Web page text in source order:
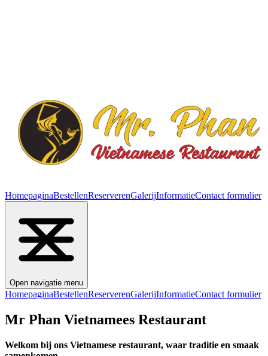
HomepaginaBestellenReserverenGalerijInformatieContact formulier
Open navigatie menu
HomepaginaBestellenReserverenGalerijInformatieContact formulier
Mr Phan Vietnamees Restaurant
Welkom bij ons Vietnamese restaurant, waar traditie en smaak